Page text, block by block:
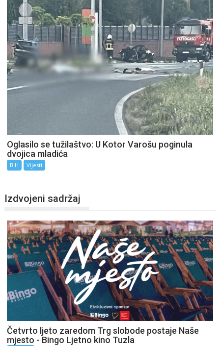
Oglasilo se tužilaštvo: U Kotor Varošu poginula
dvojica mladića
BiH Vijesti
Izdvojeni sadržaj
Četvrto ljeto zaredom Trg slobode postaje Naše
mjesto - Bingo Ljetno kino Tuzla